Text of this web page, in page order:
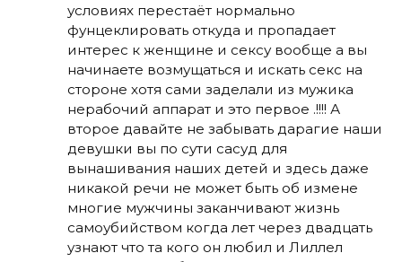
условиях перестаёт нормально
фунцеклировать откуда и пропадает
интерес к женщине и сексу вообще а вы
начинаете возмущаться и искать секс на
стороне хотя сами заделали из мужика
нерабочий аппарат и это первое .!!!! А
второе давайте не забывать дарагие наши
девушки вы по сути сасуд для
вынашивания наших детей и здесь даже
никакой речи не может быть об измене
многие мужчины заканчивают жизнь
самоубийством когда лет через двадцать
узнают что та кого он любил и Лиллел